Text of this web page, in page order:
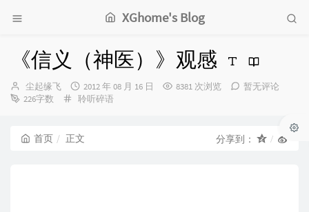
XGhome's Blog
《信义（神医）》观感
博
主：
尘起缘飞
发
布
2012 年 08 月 16 日 8381 次浏览
暂无评论
226字数
分
聆听碎语
首页 正文 分享到：